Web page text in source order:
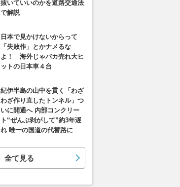
抜いていいのかを道路交通法
で解説
日本で見かけないからって
「失敗作」とかナメるな
よ！ 海外じゃバカ売れ大ヒ
ットの日本車４台
紀伊半島の山中を貫く「わざ
わざ作り直したトンネル」つ
いに開通へ 内部コンクリー
ト“ぜんぶ剥がして”約3年遅
れ 唯一の国道の代替路に
全て見る